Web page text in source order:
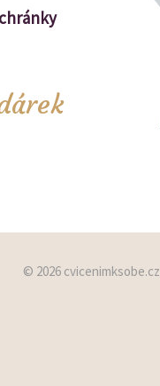
© 2026 cvicenimksobe.cz